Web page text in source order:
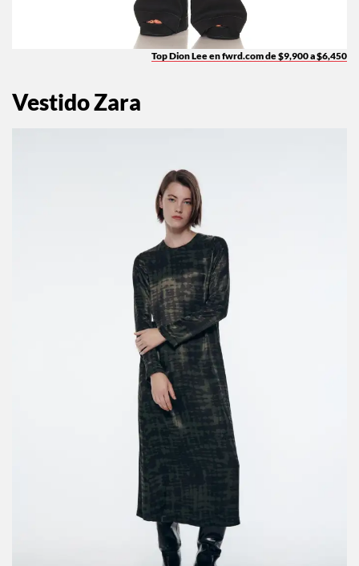
Top Dion Lee en fwrd.com de $9,900 a $6,450
Vestido Zara